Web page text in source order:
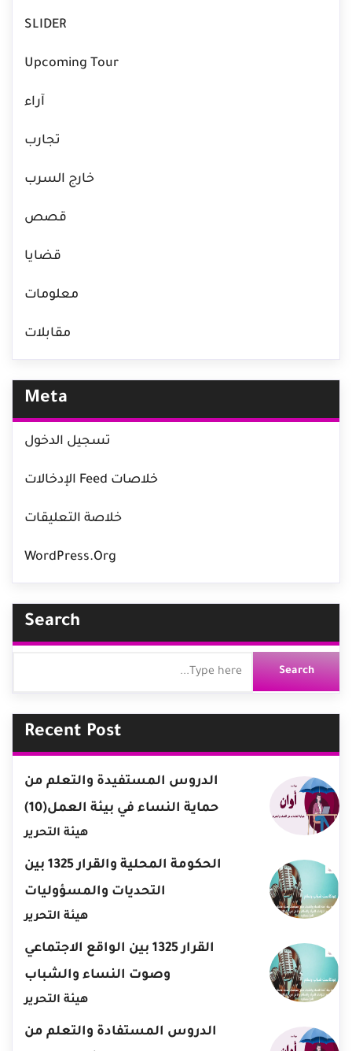
SLIDER
Upcoming Tour
آراء
تجارب
خارج السرب
قصص
قضايا
معلومات
مقابلات
Meta
تسجيل الدخول
خلاصات Feed الإدخالات
خلاصة التعليقات
WordPress.org
Search
Recent Post
الدروس المستفيدة والتعلم من
حماية النساء في بيئة العمل(10)
هيئة التحرير
الحكومة المحلية والقرار 1325 بين
التحديات والمسؤوليات
هيئة التحرير
القرار 1325 بين الواقع الاجتماعي
وصوت النساء والشباب
هيئة التحرير
الدروس المستفادة والتعلم من